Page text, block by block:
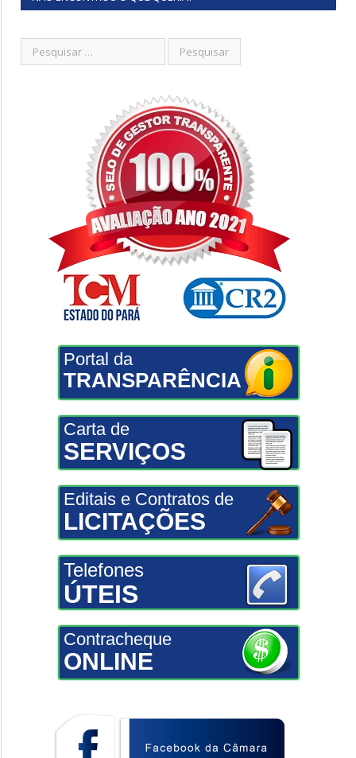
Portal da
TRANSPARÊNCIA
Carta de
SERVIÇOS
Editais e Contratos de
LICITAÇÕES
Telefones
ÚTEIS
Contracheque
ONLINE